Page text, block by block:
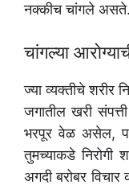
नक्कीच चांगले असते.
चांगल्या
ज्या व्यक्तीचे शरीर
जगातील खरी
भरपूर वेळ असेल,
तुमच्याकडे
अगदी बरोबर